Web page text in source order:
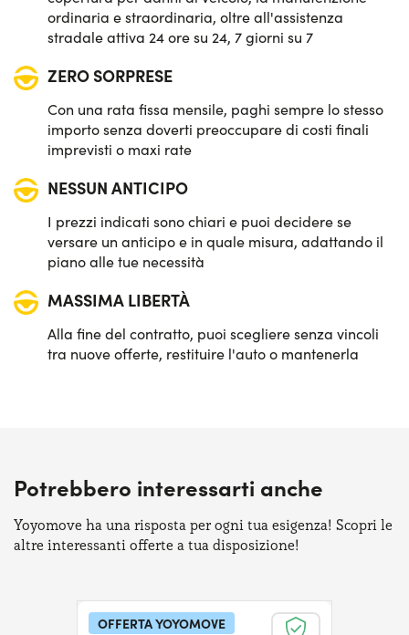
ordinaria e straordinaria, oltre all'assistenza
stradale attiva 24 ore su 24, 7 giorni su 7
ZERO SORPRESE
Con una rata fissa mensile, paghi sempre lo stesso
importo senza doverti preoccupare di costi finali
imprevisti o maxi rate
NESSUN ANTICIPO
I prezzi indicati sono chiari e puoi decidere se
versare un anticipo e in quale misura, adattando il
piano alle tue necessità
MASSIMA LIBERTÀ
Alla fine del contratto, puoi scegliere senza vincoli
tra nuove offerte, restituire l'auto o mantenerla
Potrebbero interessarti anche
Yoyomove ha una risposta per ogni tua esigenza! Scopri le
altre interessanti offerte a tua disposizione!
OFFERTA YOYOMOVE